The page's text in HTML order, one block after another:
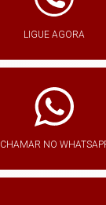
LIGUE AGORA
CHAMAR NO